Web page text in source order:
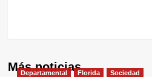
Más noticias
Departamental Florida Sociedad